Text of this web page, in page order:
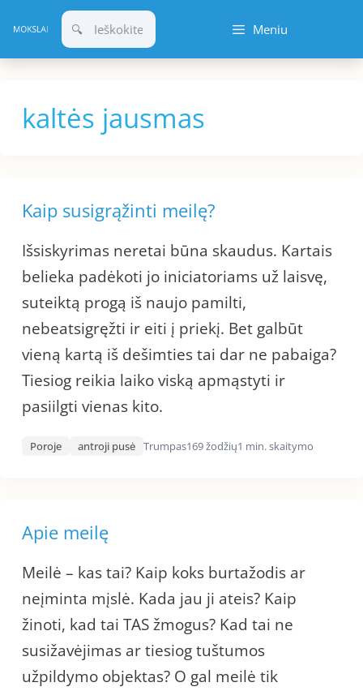
prie
turinio
Meniu
kaltės jausmas
Kaip susigrąžinti meilę?
Išsiskyrimas neretai būna skaudus. Kartais
belieka padėkoti jo iniciatoriams už laisvę,
suteiktą progą iš naujo pamilti,
nebeatsigręžti ir eiti į priekį. Bet galbūt
vieną kartą iš dešimties tai dar ne pabaiga?
Tiesiog reikia laiko viską apmąstyti ir
pasiilgti vienas kito.
Poroje antroji pusė Trumpas169 žodžių1 min. skaitymo
Apie meilę
Meilė – kas tai? Kaip koks burtažodis ar
neįminta mįslė. Kada jau ji ateis? Kaip
žinoti, kad tai TAS žmogus? Kad tai ne
susižavėjimas ar tiesiog tuštumos
užpildymo objektas? O gal meilė tik